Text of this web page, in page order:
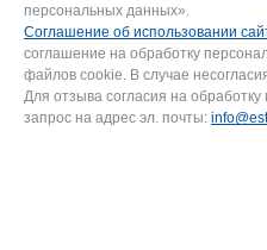
персональных данных».
Соглашение об использовании
соглашение на обработку
файлов cookie. В случае
Для отзыва согласия на
запрос на адрес эл. почты: